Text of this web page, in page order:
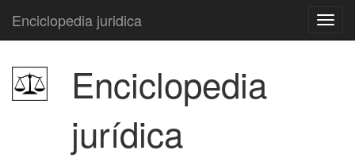
Enciclopedia juridica
Enciclopedia
jurídica